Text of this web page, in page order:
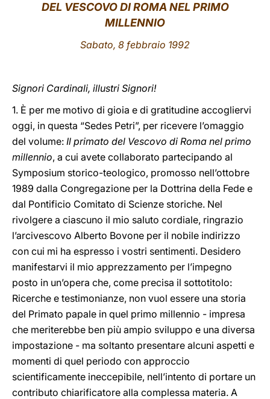
LATINE
DEL VESCOVO DI ROMA NEL PRIMO
MILLENNIO
Sabato, 8 febbraio 1992
Signori Cardinali, illustri Signori!
1. È per me motivo di gioia e di gratitudine accogliervi
oggi, in questa “Sedes Petri”, per ricevere l’omaggio
del volume: Il primato del Vescovo di Roma nel primo
millennio, a cui avete collaborato partecipando al
Symposium storico-teologico, promosso nell’ottobre
1989 dalla Congregazione per la Dottrina della Fede e
dal Pontificio Comitato di Scienze storiche. Nel
rivolgere a ciascuno il mio saluto cordiale, ringrazio
l’arcivescovo Alberto Bovone per il nobile indirizzo
con cui mi ha espresso i vostri sentimenti. Desidero
manifestarvi il mio apprezzamento per l’impegno
posto in un’opera che, come precisa il sottotitolo:
Ricerche e testimonianze, non vuol essere una storia
del Primato papale in quel primo millennio - impresa
che meriterebbe ben più ampio sviluppo e una diversa
impostazione - ma soltanto presentare alcuni aspetti e
momenti di quel periodo con approccio
scientificamente ineccepibile, nell’intento di portare un
contributo chiarificatore alla complessa materia. A